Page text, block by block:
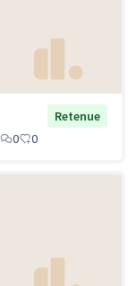
Retenue
0 0